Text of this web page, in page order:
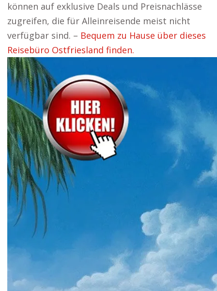
können auf exklusive Deals und Preisnachlässe
zugreifen, die für Alleinreisende meist nicht
verfügbar sind. – Bequem zu Hause über dieses
Reisebüro Ostfriesland finden.